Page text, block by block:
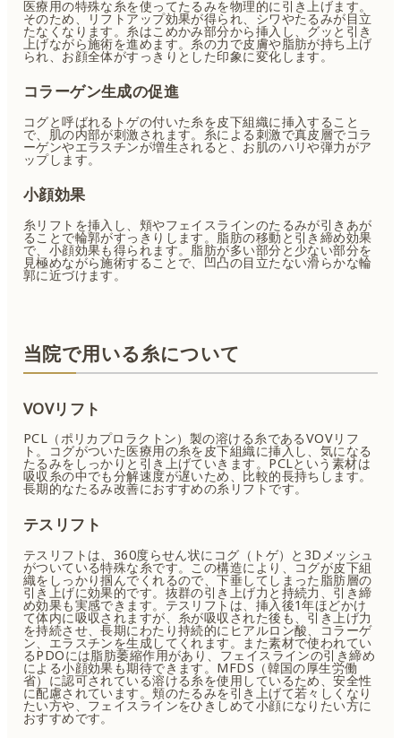
医療用の特殊な糸を使ってたるみを物理的に引き上げます。
そのため、リフトアップ効果が得られ、シワやたるみが目立
たなくなります。糸はこめかみ部分から挿入し、グッと引き
上げながら施術を進めます。糸の力で皮膚や脂肪が持ち上げ
られ、お顔全体がすっきりとした印象に変化します。
コラーゲン生成の促進
コグと呼ばれるトゲの付いた糸を皮下組織に挿入すること
で、肌の内部が刺激されます。糸による刺激で真皮層でコラ
ーゲンやエラスチンが増生されると、お肌のハリや弾力がア
ップします。
小顔効果
糸リフトを挿入し、頬やフェイスラインのたるみが引きあが
ることで輪郭がすっきりします。脂肪の移動と引き締め効果
で、小顔効果も得られます。脂肪が多い部分と少ない部分を
見極めながら施術することで、凹凸の目立たない滑らかな輪
郭に近づけます。
当院で用いる糸について
VOVリフト
PCL（ポリカプロラクトン）製の溶ける糸であるVOVリフ
ト。コグがついた医療用の糸を皮下組織に挿入し、気になる
たるみをしっかりと引き上げていきます。PCLという素材は
吸収糸の中でも分解速度が遅いため、比較的長持ちします。
長期的なたるみ改善におすすめの糸リフトです。
テスリフト
テスリフトは、360度らせん状にコグ（トゲ）と3Dメッシュ
がついている特殊な糸です。この構造により、コグが皮下組
織をしっかり掴んでくれるので、下垂してしまった脂肪層の
引き上げに効果的です。抜群の引き上げ力と持続力、引き締
め効果も実感できます。テスリフトは、挿入後1年ほどかけ
て体内に吸収されますが、糸が吸収された後も、引き上げ力
を持続させ、長期にわたり持続的にヒアルロン酸、コラーゲ
ン、エラスチンを生成してくれます。また素材で使われてい
るPDOには脂肪萎縮作用があり、フェイスラインの引き締め
による小顔効果も期待できます。MFDS（韓国の厚生労働
省）に認可されている溶ける糸を使用しているため、安全性
に配慮されています。頬のたるみを引き上げて若々しくなり
たい方や、フェイスラインをひきしめて小顔になりたい方に
おすすめです。